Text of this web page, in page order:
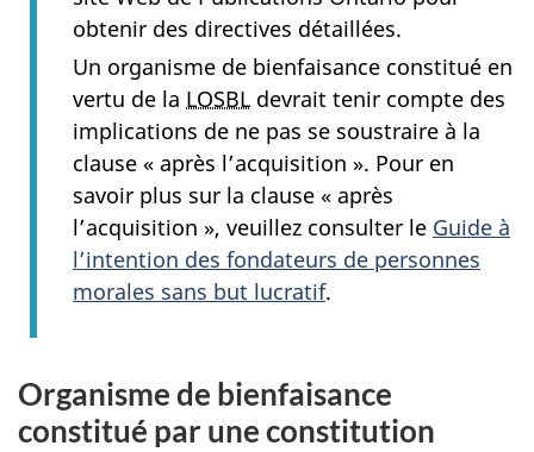
obtenir des directives détaillées.
Un organisme de bienfaisance constitué en
vertu de la LOSBL devrait tenir compte des
implications de ne pas se soustraire à la
clause « après l’acquisition ». Pour en
savoir plus sur la clause « après
l’acquisition », veuillez consulter le Guide à
l’intention des fondateurs de personnes
morales sans but lucratif.
Organisme de bienfaisance
constitué par une constitution